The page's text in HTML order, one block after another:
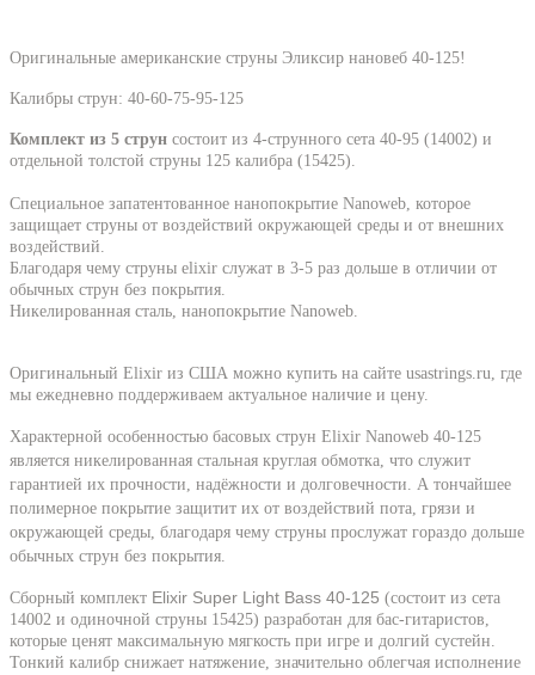
Оригинальные американские струны Эликсир нановеб 40-125!
Калибры струн: 40-60-75-95-125
Комплект из 5 струн состоит из 4-струнного сета 40-95 (14002) и
отдельной толстой струны 125 калибра (15425).
Специальное запатентованное нанопокрытие Nanoweb, которое
защищает струны от воздействий окружающей среды и от внешних
воздействий.
Благодаря чему струны elixir служат в 3-5 раз дольше в отличии от
обычных струн без покрытия.
Никелированная сталь, нанопокрытие Nanoweb.
Оригинальный Elixir из США можно купить на сайте usastrings.ru, где
мы ежедневно поддерживаем актуальное наличие и цену.
Характерной особенностью басовых струн Elixir Nanoweb 40-125
является никелированная стальная круглая обмотка, что служит
гарантией их прочности, надёжности и долговечности. А тончайшее
полимерное покрытие защитит их от воздействий пота, грязи и
окружающей среды, благодаря чему струны прослужат гораздо дольше
обычных струн без покрытия.
Сборный комплект Elixir Super Light Bass 40-125 (состоит из сета
14002 и одиночной струны 15425) разработан для бас-гитаристов,
которые ценят максимальную мягкость при игре и долгий сустейн.
Тонкий калибр снижает натяжение, значительно облегчая исполнение